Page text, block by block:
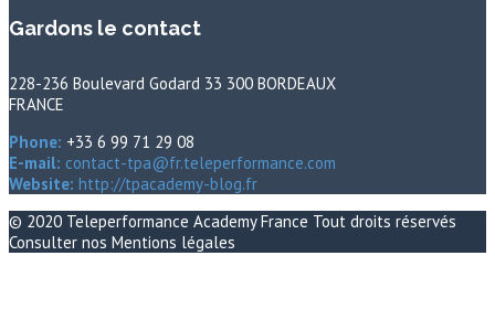
Gardons le contact
228-236 Boulevard Godard 33 300 BORDEAUX
FRANCE
Phone: +33 6 99 71 29 08
E-mail: contact-tpa@fr.teleperformance.com
Website: http://tpacademy-blog.fr
© 2020 Teleperformance Academy France Tout droits réservés
Consulter nos Mentions légales